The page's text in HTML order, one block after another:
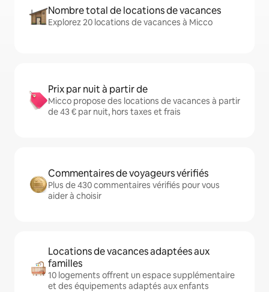
Nombre total de locations de vacances
Explorez 20 locations de vacances à Micco
Prix par nuit à partir de
Micco propose des locations de vacances à partir
de 43 € par nuit, hors taxes et frais
Commentaires de voyageurs vérifiés
Plus de 430 commentaires vérifiés pour vous
aider à choisir
Locations de vacances adaptées aux
familles
10 logements offrent un espace supplémentaire
et des équipements adaptés aux enfants